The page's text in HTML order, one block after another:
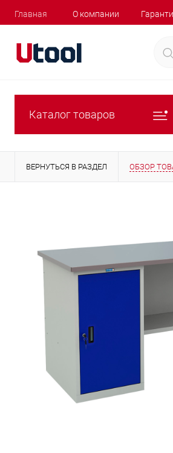
Главная О компании
Каталог товаров
ВЕРНУТЬСЯ В РАЗДЕЛ ОБЗОР